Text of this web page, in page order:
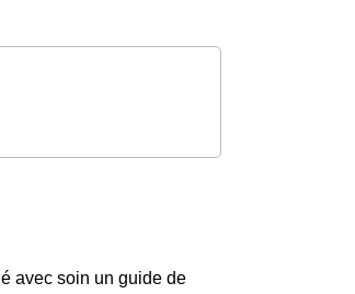
avec soin un guide de